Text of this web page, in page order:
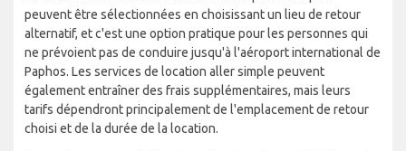
peuvent être sélectionnées en choisissant un lieu de retour
alternatif, et c'est une option pratique pour les personnes qui
ne prévoient pas de conduire jusqu'à l'aéroport international de
Paphos. Les services de location aller simple peuvent
également entraîner des frais supplémentaires, mais leurs
tarifs dépendront principalement de l'emplacement de retour
choisi et de la durée de la location.